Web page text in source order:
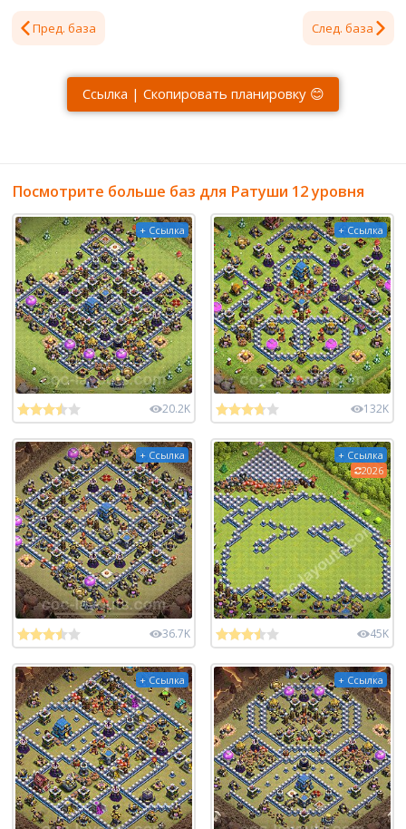
Пред. база След. база
Ссылка | Скопировать планировку 😊
Посмотрите больше баз для Ратуши 12 уровня
+ Ссылка
20.2K
+ Ссылка
132K
+ Ссылка
36.7K
+ Ссылка
2026
45K
+ Ссылка + Ссылка